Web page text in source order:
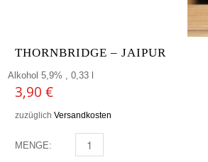
THORNBRIDGE – JAIPUR
Alkohol 5,9% , 0,33 l
3,90 €
zuzüglich Versandkosten
MENGE: THORNBRIDGE - JAIPUR MENGE